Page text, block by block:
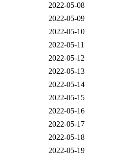
2022-05-08
2022-05-09
2022-05-10
2022-05-11
2022-05-12
2022-05-13
2022-05-14
2022-05-15
2022-05-16
2022-05-17
2022-05-18
2022-05-19